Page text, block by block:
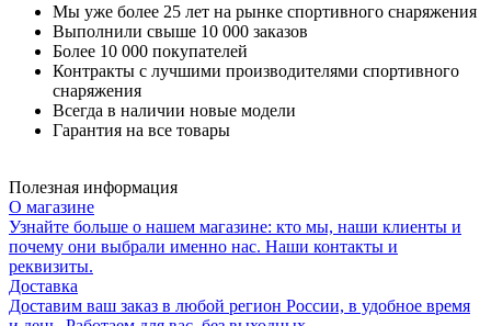
Мы уже более 25 лет на рынке спортивного снаряжения
Выполнили свыше 10 000 заказов
Более 10 000 покупателей
Контракты с лучшими производителями спортивного
снаряжения
Всегда в наличии новые модели
Гарантия на все товары
Полезная информация
О магазине
Узнайте больше о нашем магазине: кто мы, наши клиенты и
почему они выбрали именно нас. Наши контакты и
реквизиты.
Доставка
Доставим ваш заказ в любой регион России, в удобное время